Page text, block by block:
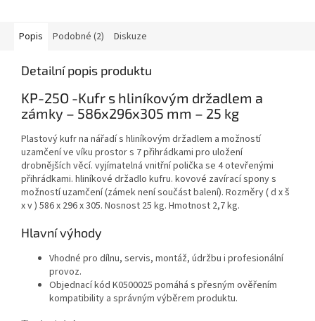
Popis Podobné (2) Diskuze
Detailní popis produktu
KP-25O -Kufr s hliníkovým držadlem a
zámky – 586x296x305 mm – 25 kg
Plastový kufr na nářadí s hliníkovým držadlem a možností
uzamčení ve víku prostor s 7 přihrádkami pro uložení
drobnějších věcí. vyjímatelná vnitřní polička se 4 otevřenými
přihrádkami. hliníkové držadlo kufru. kovové zavírací spony s
možností uzamčení (zámek není součást balení). Rozměry ( d x š
x v ) 586 x 296 x 305. Nosnost 25 kg. Hmotnost 2,7 kg.
Hlavní výhody
Vhodné pro dílnu, servis, montáž, údržbu i profesionální
provoz.
Objednací kód K0500025 pomáhá s přesným ověřením
kompatibility a správným výběrem produktu.